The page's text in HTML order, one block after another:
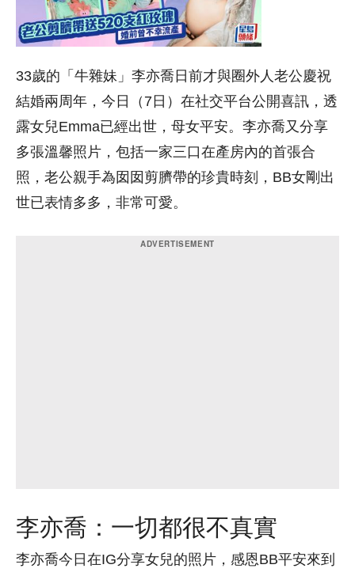
33歲的「牛雜妹」李亦喬日前才與圈外人老公慶祝
結婚兩周年，今日（7日）在社交平台公開喜訊，透
露女兒Emma已經出世，母女平安。李亦喬又分享
多張溫馨照片，包括一家三口在產房內的首張合
照，老公親手為囡囡剪臍帶的珍貴時刻，BB女剛出
世已表情多多，非常可愛。
李亦喬：一切都很不真實
李亦喬今日在IG分享女兒的照片，感恩BB平安來到